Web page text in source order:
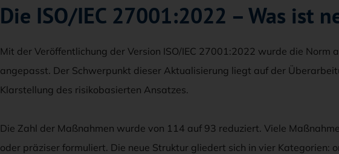
Die ISO/IEC 27001:2022 – Was ist
Mit der Veröffentlichung der Version ISO/IEC 27001:2022 wurde die Norm
angepasst. Der Schwerpunkt dieser Aktualisierung liegt auf der
Klarstellung des risikobasierten Ansatzes.
Die Zahl der Maßnahmen wurde von 114 auf 93 reduziert. Viele
oder präziser formuliert. Die neue Struktur gliedert sich in vier Kategorien: